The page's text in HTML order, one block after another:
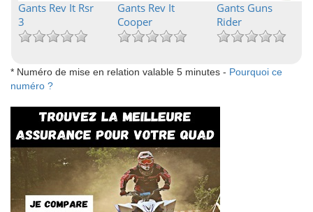
Gants Rev It Rsr
3
Gants Rev It
Cooper
Gants Guns
Rider
* Numéro de mise en relation valable 5 minutes - Pourquoi ce
numéro ?